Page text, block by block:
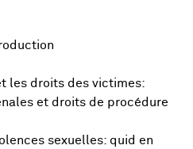
les droits des victimes:
et droits de procédure
sexuelles: quid en